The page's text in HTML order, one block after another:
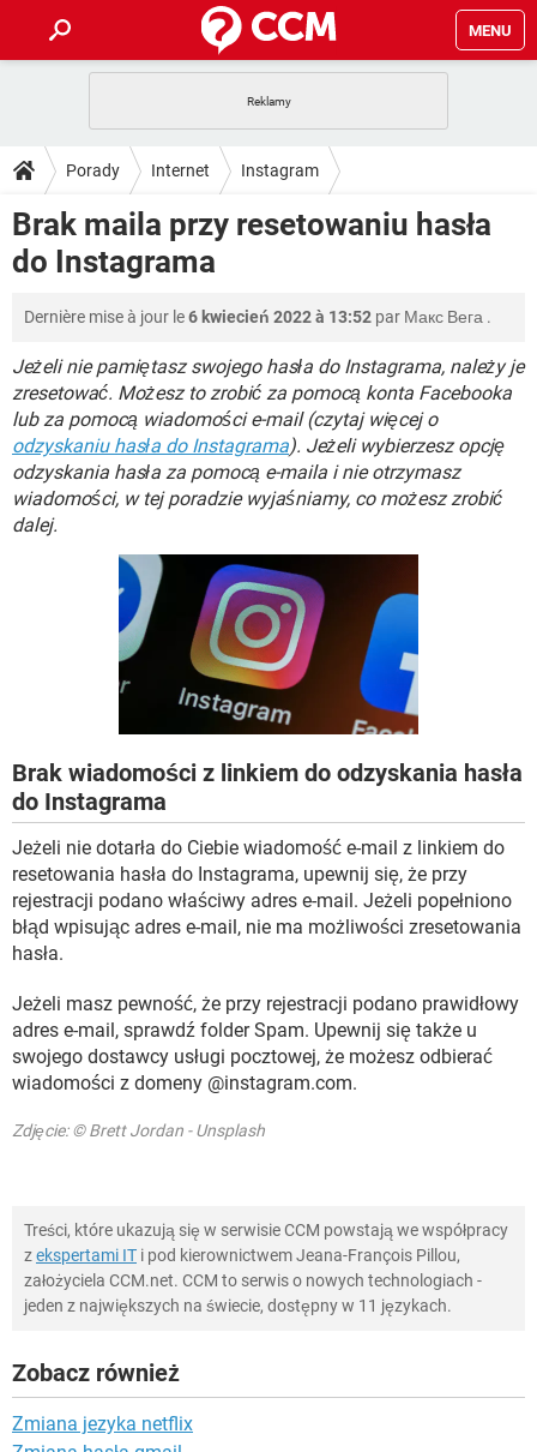
MENU
GRY WHATSAPP
SPOTIFY NETFLIX
INSTAGRAM
PORADY
PlayStation TIKTOK
GRY WHATSAPP
INSTAGRAM FACEBOOK
WINDOWS 10
DO POBRANIA
ANDROID
INSTAGRAM
WINDOWS 10
FORUM
COVID-19 TIKTOK
GRY WHATSAPP
SPOTIFY NETFLIX
INSTAGRAM FACEBOOK
WINDOWS 10
GRY WHATSAPP
SPOTIFY NETFLIX
INSTAGRAM FACEBOOK
Porady Internet Instagram
Brak maila przy resetowaniu hasła
do Instagrama
Dernière mise à jour le6 kwiecień 2022 à 13:52 par Макс Вега .
Jeżeli nie pamiętasz swojego hasła do Instagrama, należy je
zresetować. Możesz to zrobić za pomocą konta Facebooka
lub za pomocą wiadomości e-mail (czytaj więcej o
odzyskaniu hasła do Instagrama). Jeżeli wybierzesz opcję
odzyskania hasła za pomocą e-maila i nie otrzymasz
wiadomości, w tej poradzie wyjaśniamy, co możesz zrobić
dalej.
Brak wiadomości z linkiem do odzyskania hasła
do Instagrama
Jeżeli nie dotarła do Ciebie wiadomość e-mail z linkiem do
resetowania hasła do Instagrama, upewnij się, że przy
rejestracji podano właściwy adres e-mail. Jeżeli popełniono
błąd wpisując adres e-mail, nie ma możliwości zresetowania
hasła.
Jeżeli masz pewność, że przy rejestracji podano prawidłowy
adres e-mail, sprawdź folder Spam. Upewnij się także u
swojego dostawcy usługi pocztowej, że możesz odbierać
wiadomości z domeny @instagram.com.
Zdjęcie: © Brett Jordan - Unsplash
Treści, które ukazują się w serwisie CCM powstają we współpracy
zekspertami IT i pod kierownictwem Jeana-François Pillou,
założyciela CCM.net. CCM to serwis o nowych technologiach -
jeden z największych na świecie, dostępny w 11 językach.
Zobacz również
Zmiana jezyka netflix